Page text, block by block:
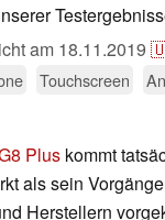
am 18.11.2019
Touchscreen
Plus kommt
als sein
Herstellern